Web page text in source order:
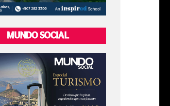
MUNDO SOCIAL